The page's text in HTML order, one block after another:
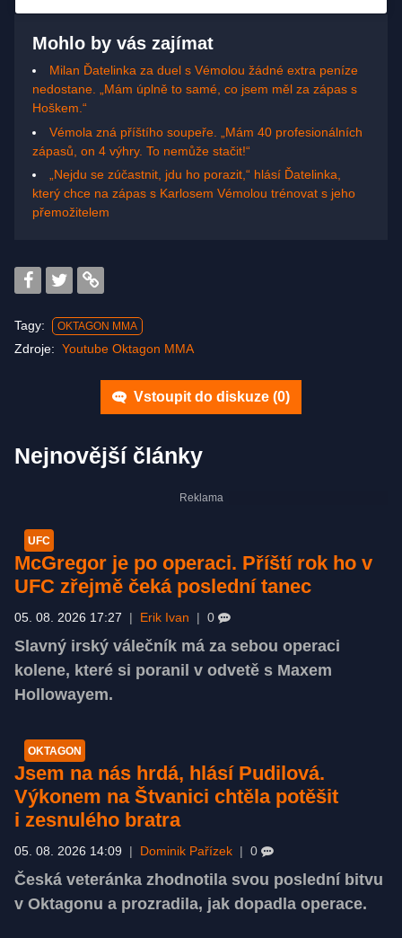
Mohlo by vás zajímat
Milan Ďatelinka za duel s Vémolou žádné extra peníze
nedostane. „Mám úplně to samé, co jsem měl za zápas s
Hoškem.“
Vémola zná příštího soupeře. „Mám 40 profesionálních
zápasů, on 4 výhry. To nemůže stačit!“
„Nejdu se zúčastnit, jdu ho porazit,“ hlásí Ďatelinka,
který chce na zápas s Karlosem Vémolou trénovat s jeho
přemožitelem
Tagy: OKTAGON MMA
Zdroje: Youtube Oktagon MMA
Vstoupit do diskuze (0)
Nejnovější články
UFC
McGregor je po operaci. Příští rok ho v
UFC zřejmě čeká poslední tanec
05. 08. 2026 17:27 Erik Ivan 0
Slavný irský válečník má za sebou operaci
kolene, které si poranil v odvetě s Maxem
Hollowayem.
OKTAGON
Jsem na nás hrdá, hlásí Pudilová.
Výkonem na Štvanici chtěla potěšit
i zesnulého bratra
05. 08. 2026 14:09 Dominik Pařízek 0
Česká veteránka zhodnotila svou poslední bitvu
v Oktagonu a prozradila, jak dopadla operace.